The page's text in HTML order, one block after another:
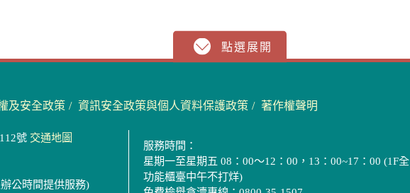
及安全政策 資訊安全政策與個人資料保護政策 著作權聲明
號 交通地圖
公時間提供服務)
服務時間：
星期一至星期五 08：00～12：00，13：00~17：00 (1F全
功能櫃臺中午不打烊)